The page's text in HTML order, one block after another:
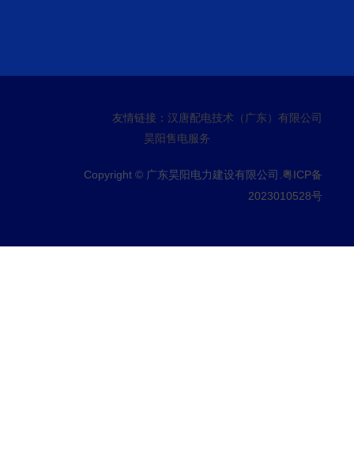
友情链接： 汉唐配电技术（广东）有限公司
昊阳售电服务
Copyright © 广东昊阳电力建设有限公司. 粤ICP备
2023010528号